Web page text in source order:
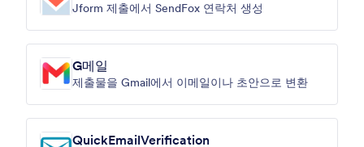
Jform 제출에서 SendFox 연락처 생성
G메일
제출물을 Gmail에서 이메일이나 초안으로 변환
QuickEmailVerification